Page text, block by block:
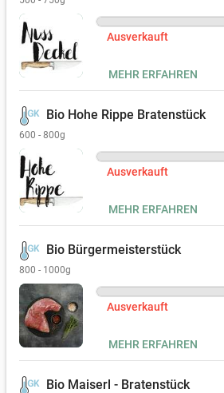
Ausverkauft
MEHR ERFAHREN
Bio Hohe Rippe Bratenstück
600 - 800g
Ausverkauft
MEHR ERFAHREN
Bio Bürgermeisterstück
800 - 1000g
Ausverkauft
MEHR ERFAHREN
Bio Maiserl - Bratenstück